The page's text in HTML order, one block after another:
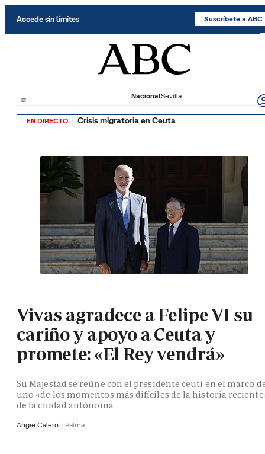
Accede sin límites Suscríbete a ABC
NacionalSevilla
EN DIRECTO Crisis migratoria en Ceuta
Vivas agradece a Felipe VI su
cariño y apoyo a Ceuta y
promete: «El Rey vendrá»
Su Majestad se reúne con el presidente ceutí en el marco
uno «de los momentos más difíciles de la historia
de la ciudad autónoma
Angie Calero Palma